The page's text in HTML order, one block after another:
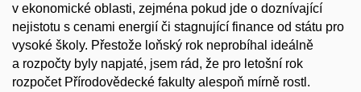
v ekonomické oblasti, zejména pokud jde o doznívající
nejistotu s cenami energií či stagnující finance od státu pro
vysoké školy. Přestože loňský rok neprobíhal ideálně
a rozpočty byly napjaté, jsem rád, že pro letošní rok
rozpočet Přírodovědecké fakulty alespoň mírně rostl.